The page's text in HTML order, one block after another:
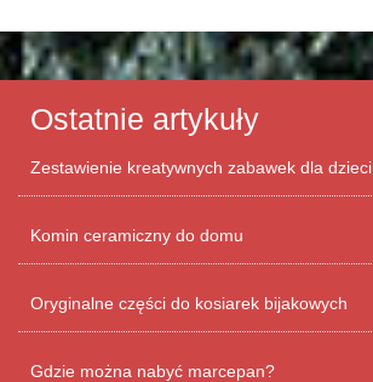
Ostatnie artykuły
Zestawienie kreatywnych zabawek dla dzieci.
Komin ceramiczny do domu
Oryginalne części do kosiarek bijakowych
Gdzie można nabyć marcepan?